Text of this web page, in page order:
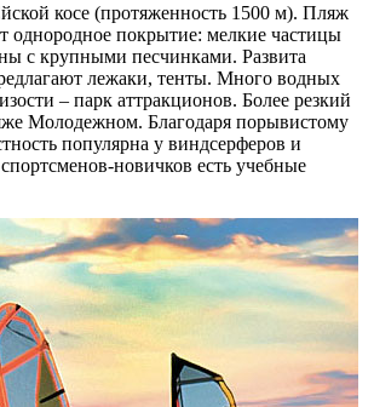
косе (протяженность 1500 м). Пляж
однородное покрытие: мелкие частицы
с крупными песчинками. Развита
лежаки, тенты. Много водных
– парк аттракционов. Более резкий
Молодежном. Благодаря порывистому
популярна у виндсерферов и
новичков есть учебные